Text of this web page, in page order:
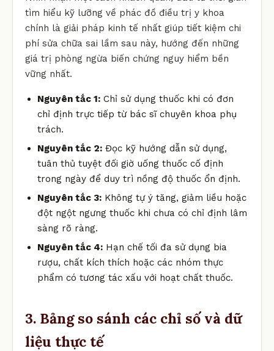
tìm hiểu kỹ lưỡng về phác đồ điều trị y khoa
chính là giải pháp kinh tế nhất giúp tiết kiệm chi
phí sửa chữa sai lầm sau này, hướng đến những
giá trị phòng ngừa biến chứng nguy hiểm bền
vững nhất.
Nguyên tắc 1: Chỉ sử dụng thuốc khi có đơn
chỉ định trực tiếp từ bác sĩ chuyên khoa phụ
trách.
Nguyên tắc 2: Đọc kỹ hướng dẫn sử dụng,
tuân thủ tuyệt đối giờ uống thuốc cố định
trong ngày để duy trì nồng độ thuốc ổn định.
Nguyên tắc 3: Không tự ý tăng, giảm liều hoặc
đột ngột ngưng thuốc khi chưa có chỉ định lâm
sàng rõ ràng.
Nguyên tắc 4: Hạn chế tối đa sử dụng bia
rượu, chất kích thích hoặc các nhóm thực
phẩm có tương tác xấu với hoạt chất thuốc.
3. Bảng so sánh các chỉ số và dữ
liệu thực tế